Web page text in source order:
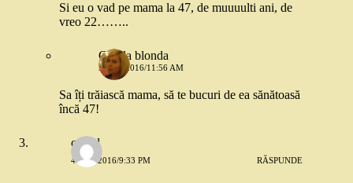
Si eu o vad pe mama la 47, de muuuulti ani, de
vreo 22……..
Copila blonda
5 MAI 2016/11:56 AM
Sa îți trăiască mama, să te bucuri de ea sănătoasă
încă 47!
catgal
4 MAI 2016/9:33 PM RĂSPUNDE